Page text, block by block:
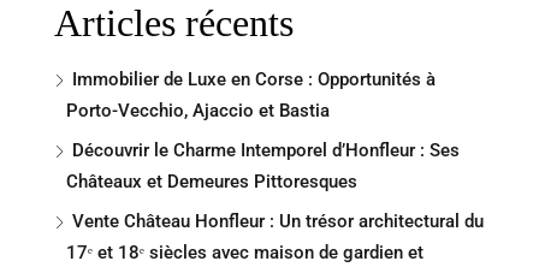
Articles récents
Immobilier de Luxe en Corse : Opportunités à
Porto-Vecchio, Ajaccio et Bastia
Découvrir le Charme Intemporel d’Honfleur : Ses
Châteaux et Demeures Pittoresques
Vente Château Honfleur : Un trésor architectural du
17ᵉ et 18ᵉ siècles avec maison de gardien et